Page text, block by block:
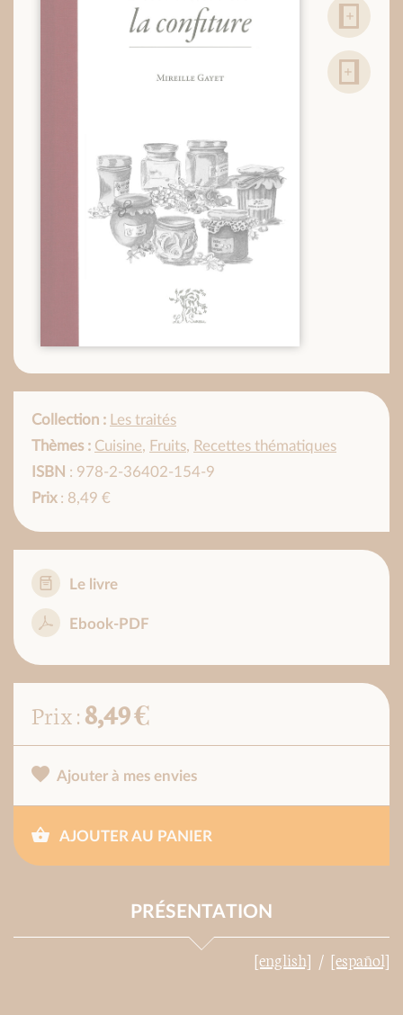
Collection : Les traités
Thèmes : Cuisine, Fruits, Recettes thématiques
ISBN : 978-2-36402-154-9
Prix: 8,49 €
Le livre
Ebook-PDF
Prix :8,49 €
Ajouter à mes envies
AJOUTER AU PANIER
PRÉSENTATION
[english] [español]